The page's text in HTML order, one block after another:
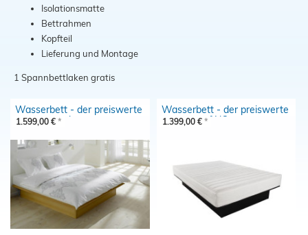
Isolationsmatte
Bettrahmen
Kopfteil
Lieferung und Montage
1 Spannbettlaken gratis
Wasserbett - der preiswerte
Einstieg dual
1.599,00 € *
Wasserbett - der preiswerte
Einstieg MONO
1.399,00 € *